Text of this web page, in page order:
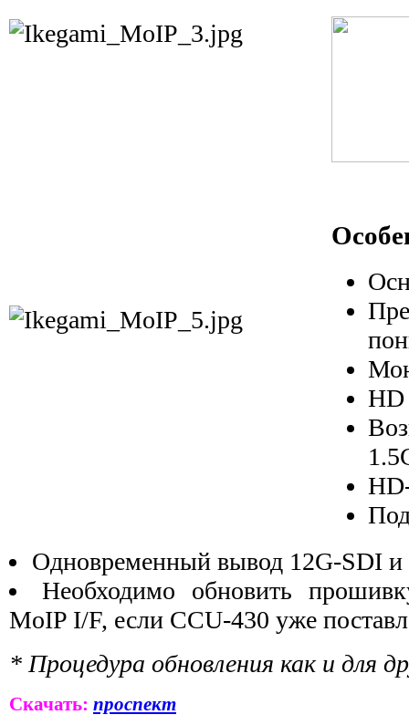
HD
Одновременный вывод 12G-SDI
Необходимо обновить
MoIP I/F, если CCU-430 уже
* Процедура обновления как и для
Скачать: проспект